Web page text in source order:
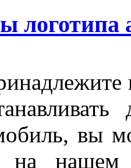
логотипа
вы
на